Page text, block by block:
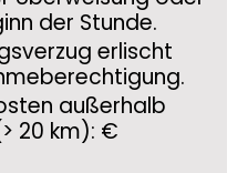
der Stunde.
erlischt
außerhalb
20 km): €